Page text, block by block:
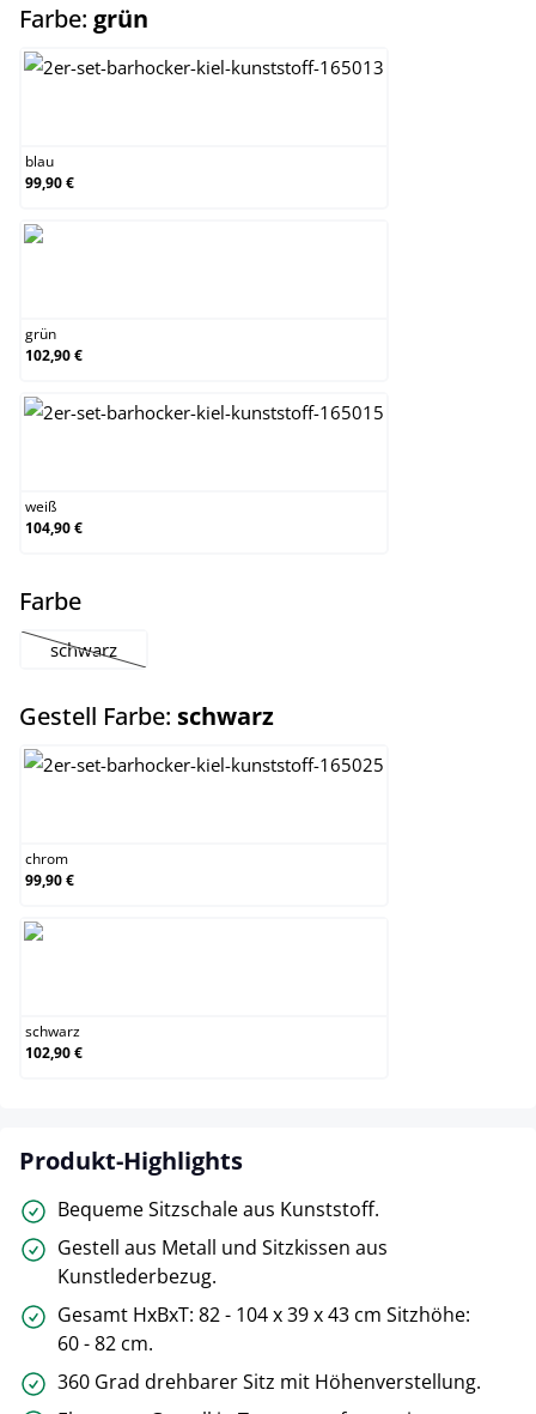
Farbe: grün
blau
99,90 €
grün
102,90 €
weiß
104,90 €
Farbeauswählen
schwarz
(Diese Option ist zurzeit nicht verfügbar.)
Gestell Farbe: schwarzauswählen
chrom
99,90 €
schwarz
102,90 €
Produkt-Highlights
Bequeme Sitzschale aus Kunststoff.
Gestell aus Metall und Sitzkissen aus
Kunstlederbezug.
Gesamt HxBxT: 82 - 104 x 39 x 43 cm Sitzhöhe:
60 - 82 cm.
360 Grad drehbarer Sitz mit Höhenverstellung.